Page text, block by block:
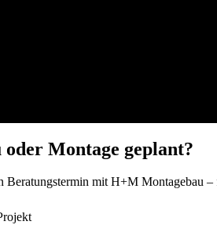
oder Montage geplant?
Beratungstermin mit H+M Montagebau